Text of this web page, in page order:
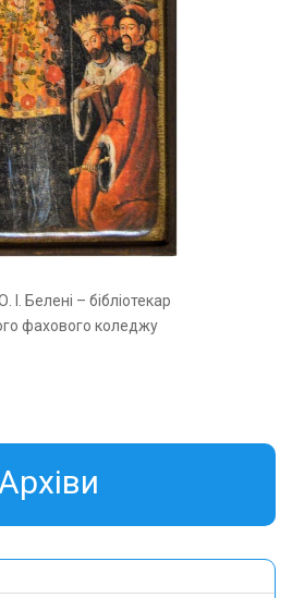
Белені – бібліотекар
фахового коледжу